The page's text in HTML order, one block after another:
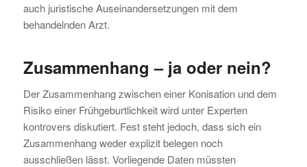
auch juristische Auseinandersetzungen mit dem
behandelnden Arzt.
Zusammenhang – ja oder nein?
Der Zusammenhang zwischen einer Konisation und dem
Risiko einer Frühgeburtlichkeit wird unter Experten
kontrovers diskutiert. Fest steht jedoch, dass sich ein
Zusammenhang weder explizit belegen noch
ausschließen lässt. Vorliegende Daten müssten